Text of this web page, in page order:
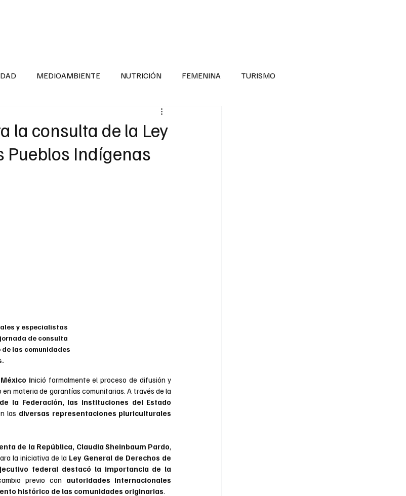
MEDIOAMBIENTE NUTRICIÓN FEMENINA TURISMO
SALUD INFANTIL
RESPONSABILIDAD SOCIAL
la consulta de la Ley
Pueblos Indígenas
y especialistas
de consulta
las comunidades
inició formalmente el proceso de difusión y
materia de garantías comunitarias. A través de la
la Federación, las instituciones del Estado
las diversas representaciones pluriculturales
de la República, Claudia Sheinbaum Pardo,
la iniciativa de la Ley General de Derechos de
federal destacó la importancia de la
previo con autoridades internacionales
histórico de las comunidades originarias.